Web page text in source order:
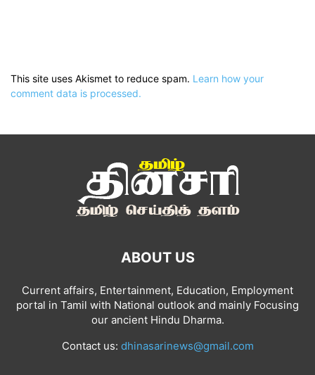
This site uses Akismet to reduce spam. Learn how your
comment data is processed.
ABOUT US
Current affairs, Entertainment, Education, Employment
portal in Tamil with National outlook and mainly Focusing
our ancient Hindu Dharma.
Contact us: dhinasarinews@gmail.com